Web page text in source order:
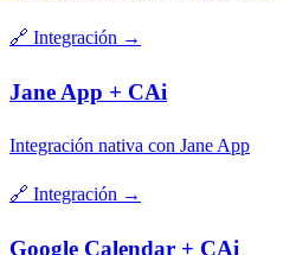
🔗 Integración →
Jane App + CAi
Integración nativa con Jane App
🔗 Integración →
Google Calendar + CAi